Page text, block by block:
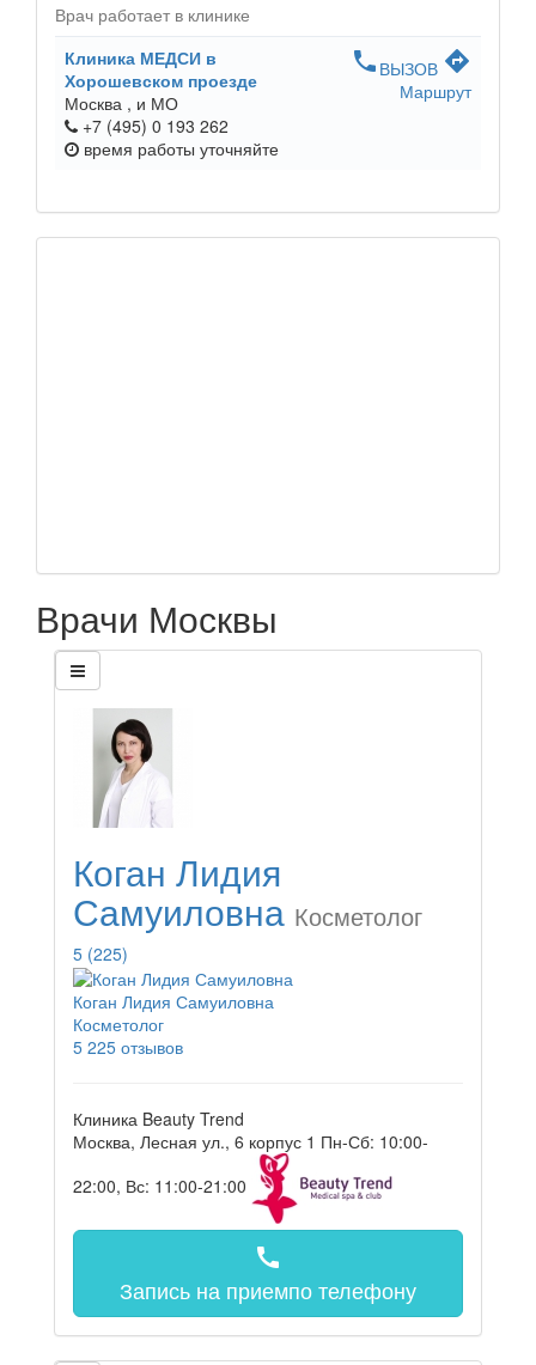
Врач работает в клинике
Клиника МЕДСИ в
Хорошевском проезде
Москва , и МО
+7 (495) 0 193 262
время работы уточняйте
phone ВЫЗОВ directions
Маршрут
Врачи Москвы
Коган Лидия
Самуиловна Косметолог
5 (225)
Коган Лидия Самуиловна
Косметолог
5 225 отзывов
Клиника Beauty Trend
Москва, Лесная ул., 6 корпус 1 Пн-Сб: 10:00-
22:00, Вс: 11:00-21:00
call
Запись на приемпо телефону